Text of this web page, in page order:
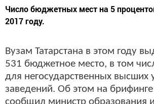
Число бюджетных мест на 5
2017 году.
Вузам Татарстана в этом году
531 бюджетное место, в том
для негосударственных высших
заведений. Об этом на
сообщил министр образования